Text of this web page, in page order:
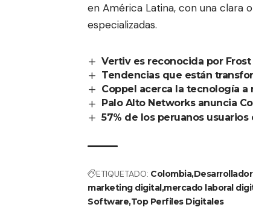
en América Latina, con una clara
especializadas.
Vertiv es reconocida por
Tendencias que están
Coppel acerca la tecnología
Palo Alto Networks anuncia
57% de los peruanos
ETIQUETADO: Colombia
marketing digitalmercado laboral
SoftwareTop Perfiles Digitales